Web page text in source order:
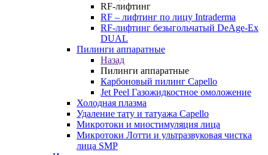
RF-лифтинг
RF – лифтинг по лицу Intraderma
RF-лифтинг безыгольчатый DeAge-Ex
DUAL
Пилинги аппаратные
Назад
Пилинги аппаратные
Карбоновый пилинг Capello
Jet Peel Газожидкостное омоложение
Холодная плазма
Удаление тату и татуажа Capello
Микротоки и миостимуляция лица
Микротоки Лотти и ультразвуковая чистка
лица SMP